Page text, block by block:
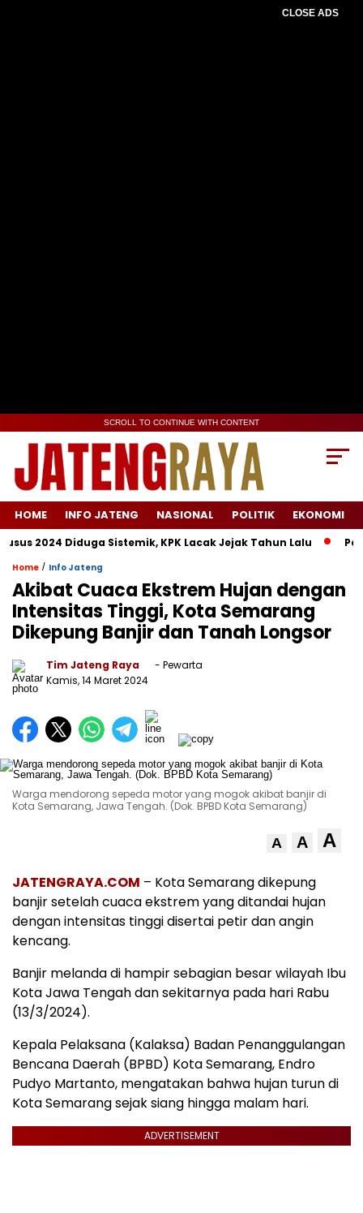
CLOSE ADS
SCROLL TO CONTINUE WITH CONTENT
HOME INFO JATENG NASIONAL POLITIK EKONOMI
Diduga Sistemik, KPK Lacak Jejak Tahun Lalu
Home / Info Jateng
Akibat Cuaca Ekstrem Hujan dengan
Intensitas Tinggi, Kota Semarang
Dikepung Banjir dan Tanah Longsor
Tim Jateng Raya
- Pewarta
Kamis, 14 Maret 2024
Warga mendorong sepeda motor yang mogok akibat banjir di
Kota Semarang, Jawa Tengah. (Dok. BPBD Kota Semarang)
A A A
JATENGRAYA.COM – Kota Semarang dikepung
banjir setelah cuaca ekstrem yang ditandai hujan
dengan intensitas tinggi disertai petir dan angin
kencang.
Banjir melanda di hampir sebagian besar wilayah Ibu
Kota Jawa Tengah dan sekitarnya pada hari Rabu
(13/3/2024).
Kepala Pelaksana (Kalaksa) Badan Penanggulangan
Bencana Daerah (BPBD) Kota Semarang, Endro
Pudyo Martanto, mengatakan bahwa hujan turun di
Kota Semarang sejak siang hingga malam hari.
ADVERTISEMENT